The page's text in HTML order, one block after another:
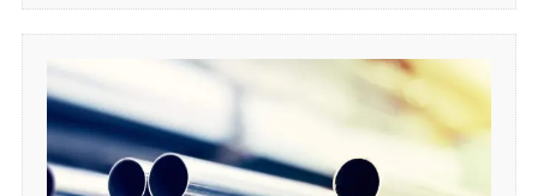
para tus necesidades.